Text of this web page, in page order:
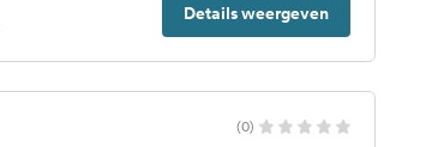
Details weergeven
(0)